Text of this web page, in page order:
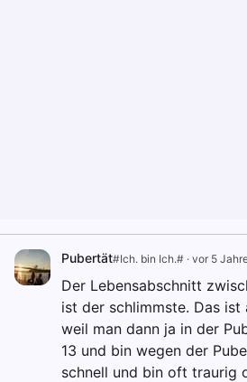
Pubertät#Ich. bin Ich.# · vor 5
Der Lebensabschnitt
ist der schlimmste. Das ist
weil man dann ja in der
13 und bin wegen der
schnell und bin oft traurig